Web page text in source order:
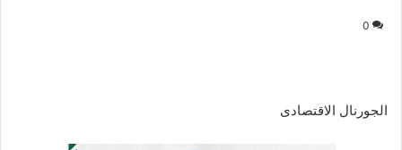
0
الجورنال الاقتصادى